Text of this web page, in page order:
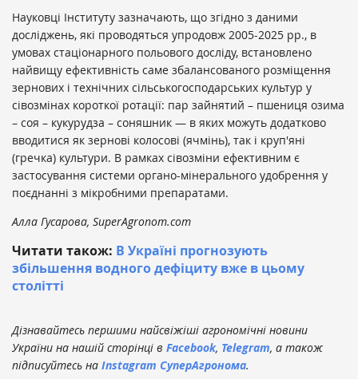
Науковці Інституту зазначають, що згідно з даними
досліджень, які проводяться упродовж 2005-2025 рр., в
умовах стаціонарного польового досліду, встановлено
найвищу ефективність саме збалансованого розміщення
зернових і технічних сільськогосподарських культур у
сівозмінах короткої ротації: пар зайнятий – пшениця озима
– соя – кукурудза – соняшник — в яких можуть додатково
вводитися як зернові колосові (ячмінь), так і круп'яні
(гречка) культури. В рамках сівозміни ефективним є
застосування системи органо-мінерального удобрення у
поєднанні з мікробними препаратами.
Алла Гусарова, SuperAgronom.com
Читати також: В Україні прогнозують
збільшення водного дефіциту вже в цьому
столітті
Дізнавайтесь першими найсвіжіші агрономічні новини
України на нашій сторінці в Facebook, Telegram, а також
підписуйтесь на Instagram СуперАгронома.